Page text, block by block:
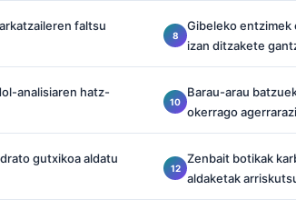
faltsu
Gibeleko entzimek
izan ditzakete
analisiaren hatz-
Barau-arau
okerrago
gutxikoa aldatu
Zenbait botikak
aldaketak